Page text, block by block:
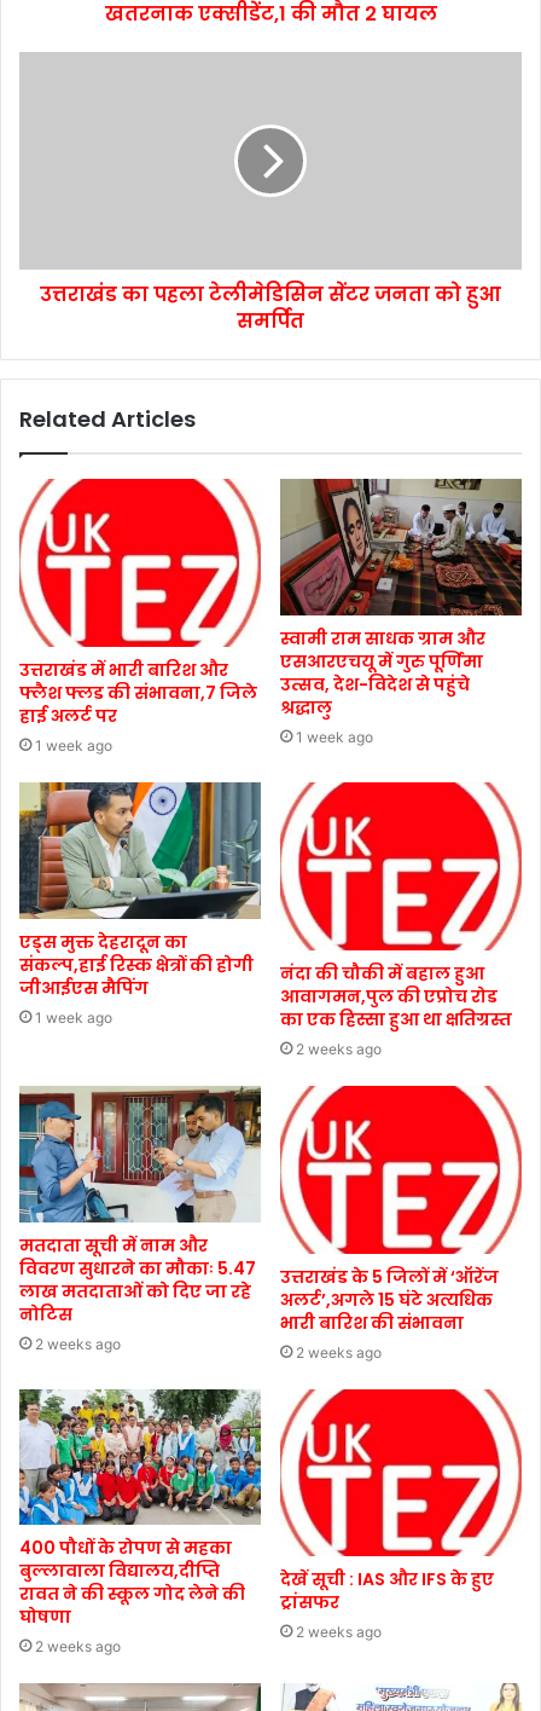
खतरनाक एक्सीडेंट,1 की मौत 2 घायल
उत्तराखंड का पहला टेलीमेडिसिन सेंटर जनता को हुआ
समर्पित
Related Articles
उत्तराखंड में भारी बारिश और
फ्लैश फ्लड की संभावना,7 जिले
हाई अलर्ट पर
1 week ago
स्वामी राम साधक ग्राम और
एसआरएचयू में गुरु पूर्णिमा
उत्सव, देश-विदेश से पहुंचे
श्रद्धालु
1 week ago
एड्स मुक्त देहरादून का
संकल्प,हाई रिस्क क्षेत्रों की होगी
जीआईएस मैपिंग
1 week ago
नंदा की चौकी में बहाल हुआ
आवागमन,पुल की एप्रोच रोड
का एक हिस्सा हुआ था क्षतिग्रस्त
2 weeks ago
मतदाता सूची में नाम और
विवरण सुधारने का मौकाः 5.47
लाख मतदाताओं को दिए जा रहे
नोटिस
2 weeks ago
उत्तराखंड के 5 जिलों में ‘ऑरेंज
अलर्ट’,अगले 15 घंटे अत्यधिक
भारी बारिश की संभावना
2 weeks ago
400 पौधों के रोपण से महका
बुल्लावाला विद्यालय,दीप्ति
रावत ने की स्कूल गोद लेने की
घोषणा
2 weeks ago
देखें सूची : IAS और IFS के हुए
ट्रांसफर
2 weeks ago